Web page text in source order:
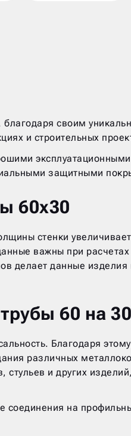
своим
и строительных
защитными
60х30
стенки
важны при расчетах
делает данные
60 на 30
Благодаря
различных
и других
на